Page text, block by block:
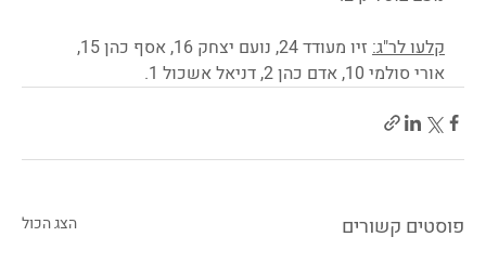
קלעו לר"ג:
זיו מעודד 24, נועם יצחק 16, אסף כהן 15,
אורי סולמי 10, אדם כהן 2, דניאל אשכול 1.
פוסטים קשורים הצג הכול